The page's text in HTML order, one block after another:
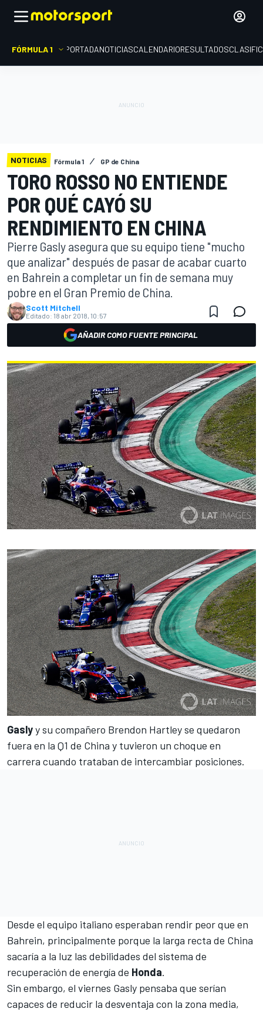
FÓRMULA 1 PORTADANOTICIASCALENDARIORESULTADOS
NOTICIAS Fórmula 1 GP de China
TORO ROSSO NO ENTIENDE
POR QUÉ CAYÓ SU
RENDIMIENTO EN CHINA
Pierre Gasly asegura que su equipo tiene "mucho
que analizar" después de pasar de acabar cuarto
en Bahrein a completar un fin de semana muy
pobre en el Gran Premio de China.
Scott Mitchell
Editado: 18 abr 2018, 10:57
AÑADIR COMO FUENTE PRINCIPAL
Gaslyy su compañero Brendon Hartleyse quedaron
fuera en la Q1 de China y tuvieron un choque en
carrera cuando trataban de intercambiar posiciones.
Desde el equipo italiano esperaban rendir peor que en
Bahrein, principalmente porque la larga recta de China
sacaría a la luz las debilidades del sistema de
recuperación de energía de Honda.
Sin embargo, el viernes Gasly pensaba que serían
capaces de reducir la desventaja con la zona media,